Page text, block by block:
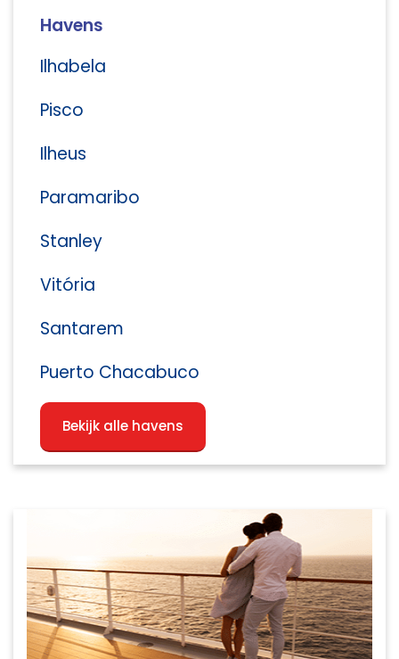
Havens
Ilhabela
Pisco
Ilheus
Paramaribo
Stanley
Vitória
Santarem
Puerto Chacabuco
Bekijk alle havens